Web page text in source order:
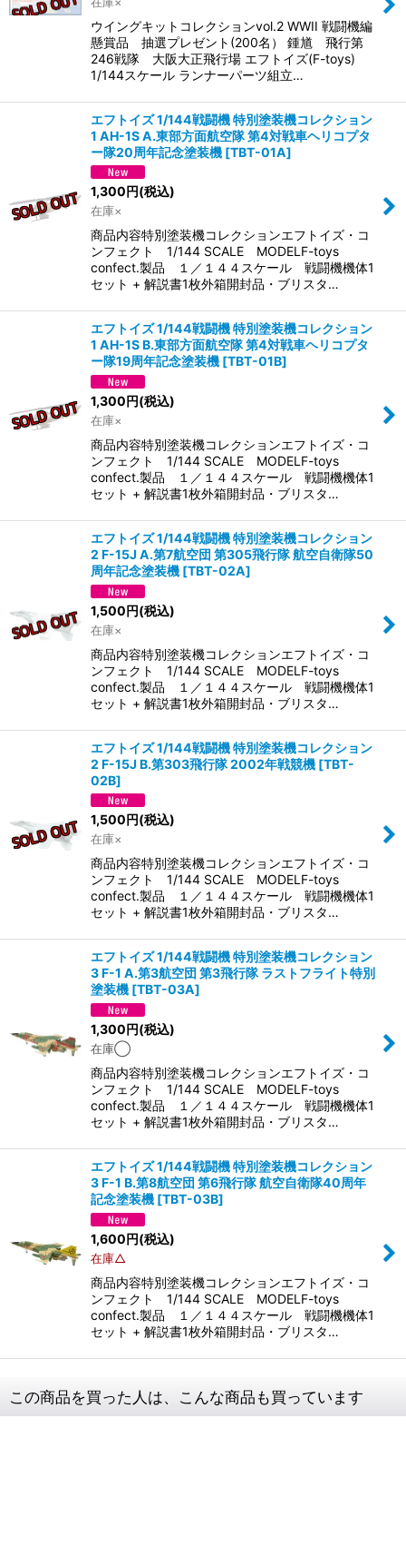
ウイングキットコレクションvol.2 WWII 戦闘機編
懸賞品 抽選プレゼント(200名） 鍾馗 飛行第
246戦隊 大阪大正飛行場 エフトイズ(F-toys)
1/144スケール ランナーパーツ組立…
エフトイズ 1/144戦闘機 特別塗装機コレクション
1 AH-1S A.東部方面航空隊 第4対戦車ヘリコプタ
ー隊20周年記念塗装機 [TBT-01A]
1,300 円(税込)
在庫×
商品内容特別塗装機コレクションエフトイズ・コ
ンフェクト 1/144 SCALE MODELF-toys
confect.製品 １／１４４スケール 戦闘機機体1
セット + 解説書1枚外箱開封品・ブリスタ…
エフトイズ 1/144戦闘機 特別塗装機コレクション
1 AH-1S B.東部方面航空隊 第4対戦車ヘリコプタ
ー隊19周年記念塗装機 [TBT-01B]
1,300円(税込)
在庫×
商品内容特別塗装機コレクションエフトイズ・コ
ンフェクト 1/144 SCALE MODELF-toys
confect.製品 １／１４４スケール 戦闘機機体1
セット + 解説書1枚外箱開封品・ブリスタ…
エフトイズ 1/144戦闘機 特別塗装機コレクション
2 F-15J A.第7航空団 第305飛行隊 航空自衛隊50
周年記念塗装機 [TBT-02A]
1,500円(税込)
在庫×
商品内容特別塗装機コレクションエフトイズ・コ
ンフェクト 1/144 SCALE MODELF-toys
confect.製品 １／１４４スケール 戦闘機機体1
セット + 解説書1枚外箱開封品・ブリスタ…
エフトイズ 1/144戦闘機 特別塗装機コレクション
2 F-15J B.第303飛行隊 2002年戦競機 [TBT-
02B]
1,500 円(税込)
在庫×
商品内容特別塗装機コレクションエフトイズ・コ
ンフェクト 1/144 SCALE MODELF-toys
confect.製品 １／１４４スケール 戦闘機機体1
セット + 解説書1枚外箱開封品・ブリスタ…
エフトイズ 1/144戦闘機 特別塗装機コレクション
3 F-1 A.第3航空団 第3飛行隊 ラストフライト特別
塗装機 [TBT-03A]
1,300円(税込)
在庫◯
商品内容特別塗装機コレクションエフトイズ・コ
ンフェクト 1/144 SCALE MODELF-toys
confect.製品 １／１４４スケール 戦闘機機体1
セット + 解説書1枚外箱開封品・ブリスタ…
エフトイズ 1/144戦闘機 特別塗装機コレクション
3 F-1 B.第8航空団 第6飛行隊 航空自衛隊40周年
記念塗装機 [TBT-03B]
1,600円(税込)
在庫△
商品内容特別塗装機コレクションエフトイズ・コ
ンフェクト 1/144 SCALE MODELF-toys
confect.製品 １／１４４スケール 戦闘機機体1
セット + 解説書1枚外箱開封品・ブリスタ…
この商品を買った人は、こんな商品も買っています